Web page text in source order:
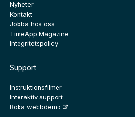
Nyheter
Kontakt
Jobba hos oss
TimeApp Magazine
Integritetspolicy
Support
Instruktionsfilmer
Interaktiv support
Boka webbdemo